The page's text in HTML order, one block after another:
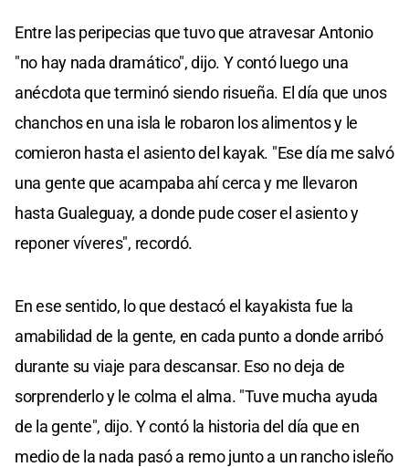
Entre las peripecias que tuvo que atravesar Antonio
"no hay nada dramático", dijo. Y contó luego una
anécdota que terminó siendo risueña. El día que unos
chanchos en una isla le robaron los alimentos y le
comieron hasta el asiento del kayak. "Ese día me salvó
una gente que acampaba ahí cerca y me llevaron
hasta Gualeguay, a donde pude coser el asiento y
reponer víveres", recordó.
En ese sentido, lo que destacó el kayakista fue la
amabilidad de la gente, en cada punto a donde arribó
durante su viaje para descansar. Eso no deja de
sorprenderlo y le colma el alma. "Tuve mucha ayuda
de la gente", dijo. Y contó la historia del día que en
medio de la nada pasó a remo junto a un rancho isleño